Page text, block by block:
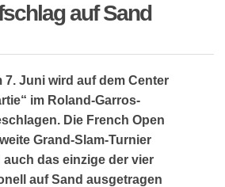
auf Sand
7. Juni wird auf dem Center
im Roland-Garros-
Die French Open
Grand-Slam-Turnier
das einzige der vier
auf Sand ausgetragen